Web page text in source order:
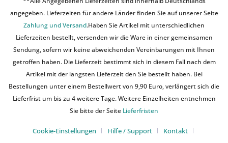
angegeben. Lieferzeiten für andere Länder finden Sie auf unserer Seite
Zahlung und Versand.Haben Sie Artikel mit unterschiedlichen
Lieferzeiten bestellt, versenden wir die Ware in einer gemeinsamen
Sendung, sofern wir keine abweichenden Vereinbarungen mit Ihnen
getroffen haben. Die Lieferzeit bestimmt sich in diesem Fall nach dem
Artikel mit der längsten Lieferzeit den Sie bestellt haben. Bei
Bestellungen unter einem Bestellwert von 9,90 Euro, verlängert sich die
Lieferfrist um bis zu 4 weitere Tage. Weitere Einzelheiten entnehmen
Sie bitte der Seite Lieferfristen
Cookie-Einstellungen Hilfe / Support
Kontakt